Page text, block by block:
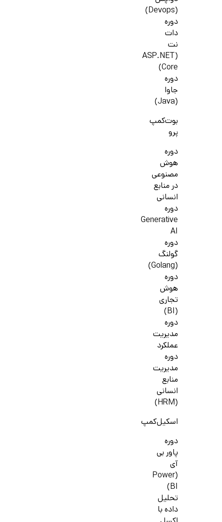
(Devops)
دوره
دات
نت
(ASP.NET
Core)
دوره
جاوا
(Java)
بوت‌کمپ
پرو
دوره
هوش
مصنوعی
در منابع
انسانی
دوره
Generative
AI
دوره
گولنگ
(Golang)
دوره
هوش
تجاری
(BI)
دوره
مدیریت
عملکرد
دوره
مدیریت
منابع
انسانی
(HRM)
اسکیل‌کمپ
دوره
پاور بی
آی
(Power
BI)
تحلیل
داده با